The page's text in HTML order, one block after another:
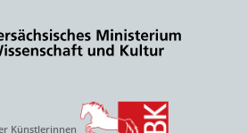
Künstlerinnen